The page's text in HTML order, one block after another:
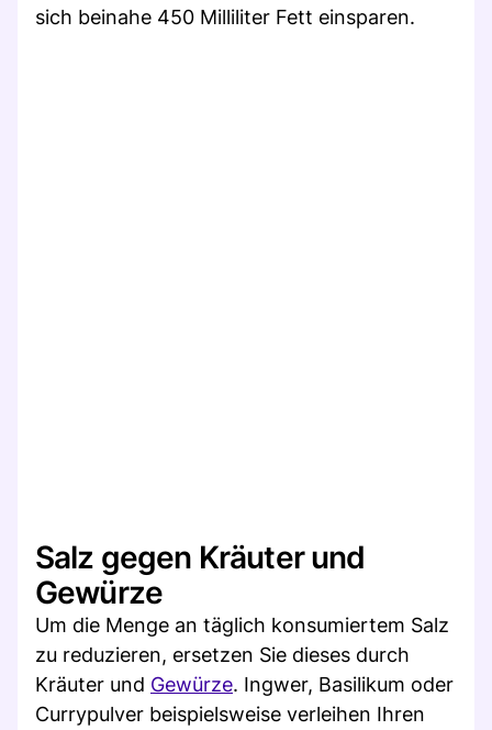
sich beinahe 450 Milliliter Fett einsparen.
Salz gegen Kräuter und
Gewürze
Um die Menge an täglich konsumiertem Salz
zu reduzieren, ersetzen Sie dieses durch
Kräuter und Gewürze. Ingwer, Basilikum oder
Currypulver beispielsweise verleihen Ihren